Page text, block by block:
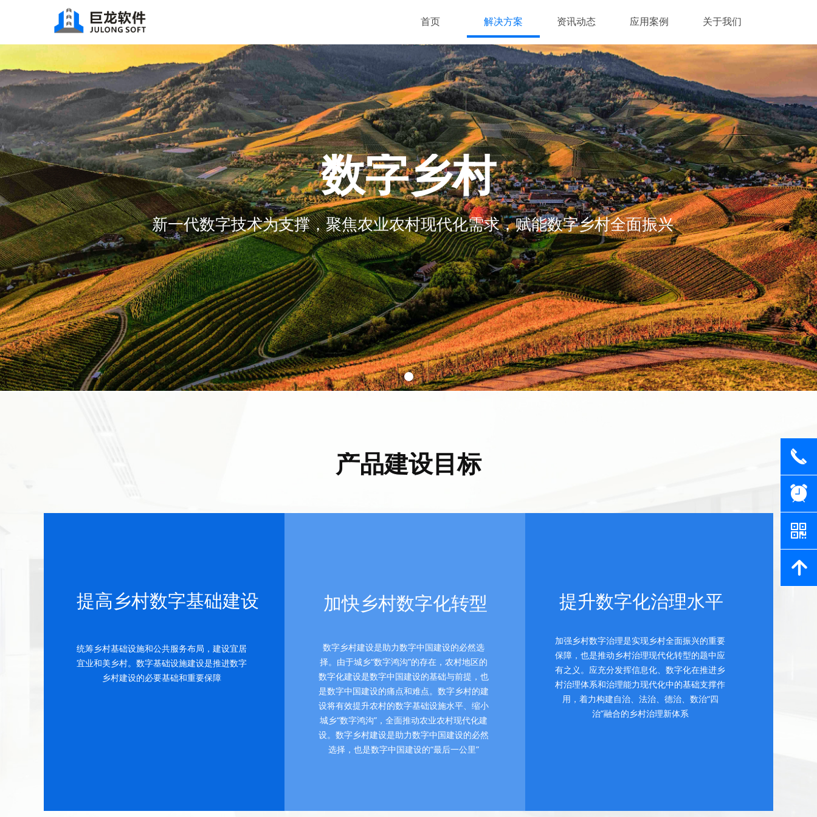
首页 解决方案 资讯动态 应用案例 关于我们
数字乡村
新一代数字技术为支撑，聚焦农业农村现代化需求，赋能数字乡村全面振兴
提高乡村数字基础建设
统筹乡村基础设施和公共服务布局，建设宜居
宜业和美乡村。数字基础设施建设是推进数字
乡村建设的必要基础和重要保障
数字乡村建设是助力数字中国建设的必然选
择。由于城乡“数字鸿沟”的存在，农村地区的
数字化建设是数字中国建设的基础与前提，也
是数字中国建设的痛点和难点。数字乡村的建
设将有效提升农村的数字基础设施水平、缩小
城乡“数字鸿沟”，全面推动农业农村现代化建
设。数字乡村建设是助力数字中国建设的必然
选择，也是数字中国建设的“最后一公里”
加快乡村数字化转型 提升数字化治理水平
加强乡村数字治理是实现乡村全面振兴的重要
保障，也是推动乡村治理现代化转型的题中应
有之义。应充分发挥信息化、数字化在推进乡
村治理体系和治理能力现代化中的基础支撑作
用，着力构建自治、法治、德治、数治“四
治”融合的乡村治理新体系
产品建设目标 끅
뀥
낃
녕